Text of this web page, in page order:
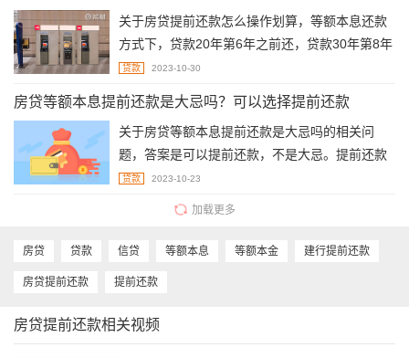
关于房贷提前还款怎么操作划算，等额本息还款
方式下，贷款20年第6年之前还，贷款30年第8年
之前还最划算。
贷款 2023-10-30
房贷等额本息提前还款是大忌吗？可以选择提前还款
关于房贷等额本息提前还款是大忌吗的相关问
题，答案是可以提前还款，不是大忌。提前还款
虽然可以节省利息，但一旦超过某个时间，由于
贷款30年在第8年之前提前还款较划算。
贷款 2023-10-23
加载更多
房贷 贷款 信贷 等额本息 等额本金 建行提前还款
房贷提前还款 提前还款
房贷提前还款相关视频